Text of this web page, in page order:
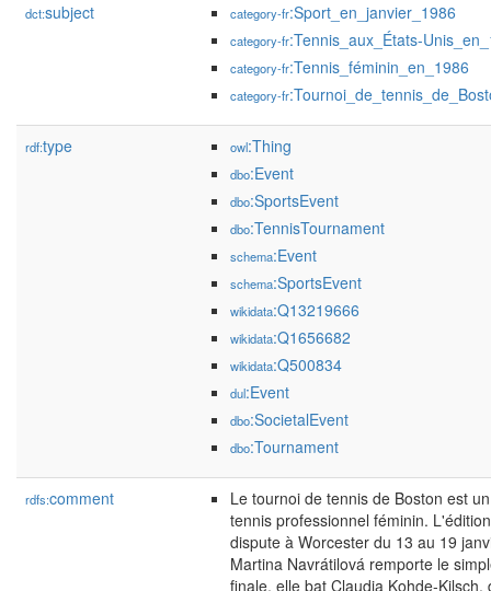
dct:subject category-fr:Sport_en_janvier_1986
category-fr:Tennis_aux_États-
category-fr:Tennis_féminin_en_1986
category-fr
rdf:type owl:Thing
dbo:Event
dbo:SportsEvent
dbo:TennisTournament
schema:Event
schema:SportsEvent
wikidata:Q13219666
wikidata:Q1656682
wikidata:Q500834
dul:Event
dbo:SocietalEvent
dbo:Tournament
rdfs:comment
Le tournoi de tennis de Boston est
tennis professionnel féminin.
dispute à Worcester du 13 au 19
Martina Navrátilová remporte le
finale, elle bat Claudia Kohde-Kilsch,